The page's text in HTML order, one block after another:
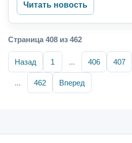
Читать новость
Страница 408 из 462
Назад 1 ... 406 407
... 462 Вперед